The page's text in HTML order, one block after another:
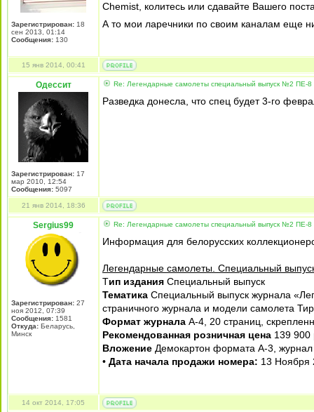
Зарегистрирован: 18
сен 2013, 01:14
Сообщения: 130
Chemist, колитесь или сдавайте Вашего
А то мои ларечники по своим каналам еще
15 янв 2014, 00:41
Одессит
Зарегистрирован: 17
мар 2010, 12:54
Сообщения: 5097
Re: Легендарные самолеты специальный выпуск №2 ПЕ-
Разведка донесла, что спец будет 3-го
21 янв 2014, 18:36
Sergius99
Зарегистрирован: 27
ноя 2012, 07:39
Сообщения: 1581
Откуда: Беларусь,
Минск
Re: Легендарные самолеты специальный выпуск №2 ПЕ-
Информация для белорусских
Легендарные самолеты. Специальный
Тип издания Специальный выпуск
Тематика Специальный выпуск журнала
страничного журнала и модели самолета
Формат журнала А-4, 20 страниц,
Рекомендованная розничная цена 139 900
Вложение Демокартон формата А-3,
• Дата начала продажи номера: 13 Ноября
14 окт 2014, 17:05